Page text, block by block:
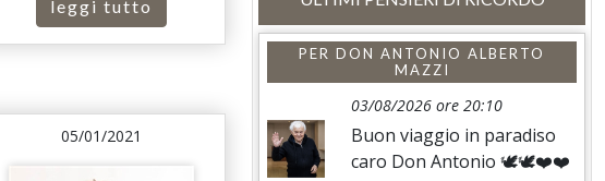
leggi tutto
05/01/2021
PER DON ANTONIO ALBERTO
MAZZI
03/08/2026 ore 20:10
Buon viaggio in paradiso
caro Don Antonio 🕊️🕊️❤️❤️